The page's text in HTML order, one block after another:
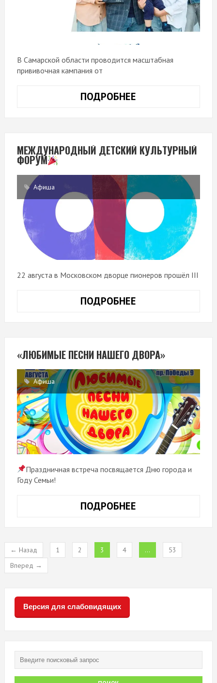
В Самарской области проводится масштабная
прививочная кампания от
ПОДРОБНЕЕ
МЕЖДУНАРОДНЫЙ ДЕТСКИЙ КУЛЬТУРНЫЙ
ФОРУМ
Афиша
22 августа в Московском дворце пионеров прошёл III
ПОДРОБНЕЕ
«ЛЮБИМЫЕ ПЕСНИ НАШЕГО ДВОРА»
Афиша
Праздничная встреча посвящается Дню города и
Году Семьи!
ПОДРОБНЕЕ
ДВОРА»
← Назад 1 2 3 4 …
53
Вперед →
Версия для слабовидящих